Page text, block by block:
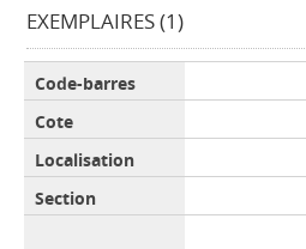
EXEMPLAIRES (1)